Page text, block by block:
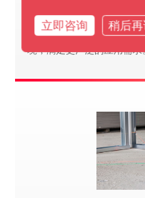
使用优质材料精心制作而
卡测量系统质量标准，因
境，满足更广泛的应用需求
立即咨询 稍后